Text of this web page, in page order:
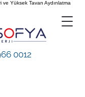
ve Yüksek Tavan Aydınlatma
0012